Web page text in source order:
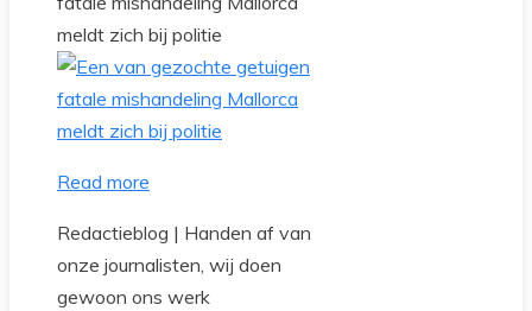
meldt zich bij politie
Read more
Redactieblog | Handen af van
onze journalisten, wij doen
gewoon ons werk